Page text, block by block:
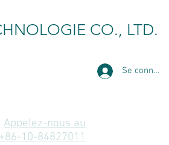
CO., LTD.
Se connecter
Appelez-nous au
10-84827011